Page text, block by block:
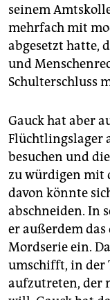
seinem
mehrfach mit
abgesetzt hatte,
und
Schulterschluss
Gauck hat aber
Flüchtlingslager
besuchen und
zu würdigen mit
davon könnte
abschneiden. In
er außerdem das
Mordserie ein.
umschifft, in der
aufzutreten, der